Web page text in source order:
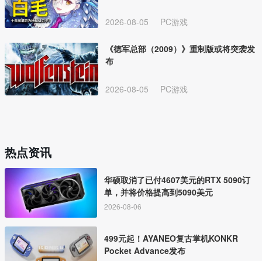
2026-08-05 PC游戏
《德军总部（2009）》重制版或将突袭发
布
2026-08-05 PC游戏
热点资讯
华硕取消了已付4607美元的RTX 5090订
单，并将价格提高到5090美元
2026-08-06
499元起！AYANEO复古掌机KONKR
Pocket Advance发布